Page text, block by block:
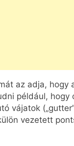
az adja, hogy
például, hogy
vájatok
vezetett